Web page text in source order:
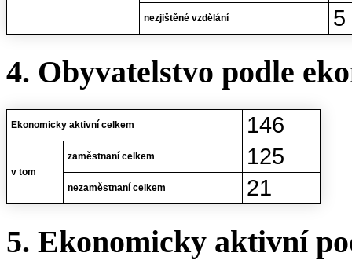
nezjištěné vzdělání 5
4. Obyvatelstvo podle
Ekonomicky aktivní celkem 146
v tom
zaměstnaní celkem 125
nezaměstnaní celkem 21
5. Ekonomicky aktivní